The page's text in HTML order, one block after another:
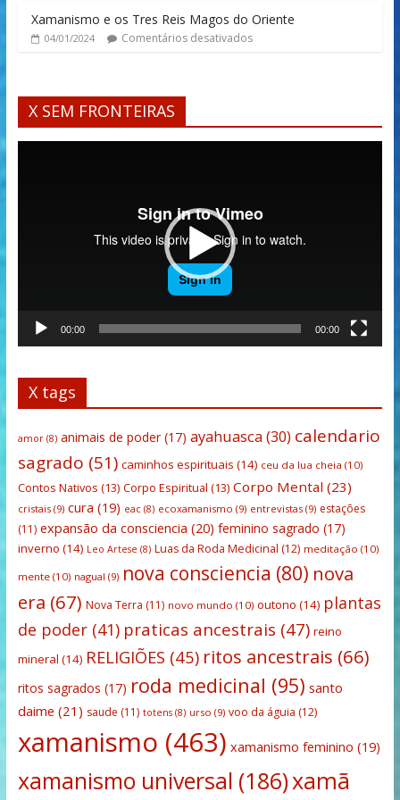
Xamanismo e os Tres Reis Magos do Oriente
04/01/2024 Comentários desativados
X SEM FRONTEIRAS
00:00 00:00
X tags
amor(8) animais de poder(17) ayahuasca(30) calendario
sagrado (51) caminhos espirituais (14) ceu da lua cheia (10)
Contos Nativos (13) Corpo Espiritual (13) Corpo Mental (23)
cristais(9) cura (19) eac(8) ecoxamanismo (9) entrevistas(9) estações
(11) expansão da consciencia (20) feminino sagrado (17)
inverno (14) Leo Artese (8) Luas da Roda Medicinal (12) meditação (10)
mente(10) nagual (9) nova consciencia (80) nova
era (67) Nova Terra (11) novo mundo (10) outono (14) plantas
de poder(41) praticas ancestrais (47) reino
mineral (14) RELIGIÕES (45) ritos ancestrais (66)
ritos sagrados (17) roda medicinal (95) santo
daime (21) saude (11) totens(8) urso (9) voo da águia (12)
xamanismo (463) xamanismo feminino (19)
xamanismo universal (186)xamã